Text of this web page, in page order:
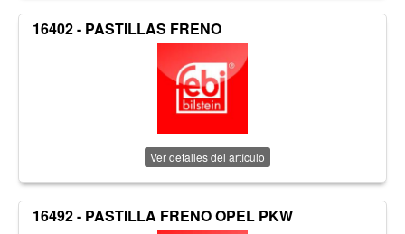
16402 - PASTILLAS FRENO
Ver detalles del artículo
16492 - PASTILLA FRENO OPEL PKW